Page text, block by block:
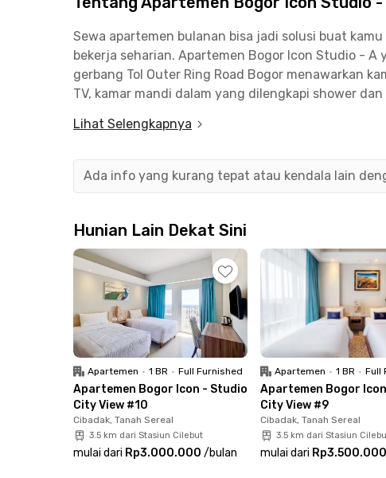
Sewa apartemen bulanan bisa jadi solusi buat
bekerja seharian. Apartemen Bogor Icon Studio - A
gerbang Tol Outer Ring Road Bogor menawarkan
TV, kamar mandi dalam yang dilengkapi shower
Tagihan sewa Apartemen Bogor Icon Studio - A
kantoran dan pasutri yang tidak ingin mengurus
Transmart Yasmin Bogor, atau Informa Yasmin
perkantoran di Jalan Pajajaran atau Stasiun Bogor
Lakukan online booking untuk mengamankan
Lihat Selengkapnya
Ada info yang kurang tepat atau kendala lain
Hunian Lain Dekat Sini
Apartemen • 1 BR • Full Furnished
Apartemen Bogor Icon - Studio
City View #10
Cibadak, Tanah Sereal
3.5 km dari Stasiun Cilebut
mulai dari Rp3.000.000 /bulan
Apartemen • 1 BR • Full
Apartemen Bogor
City View #9
Cibadak, Tanah Sereal
3.5 km dari Stasiun
mulai dari Rp3.500.000